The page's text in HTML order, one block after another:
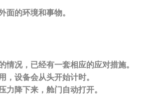
面的环境和事物。
况，已经有一套相应的应对措施。
，设备会从头开始计时。
降下来，舱门自动打开。